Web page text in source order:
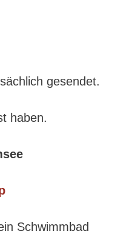
gesendet.
haben.
Schwimmbad